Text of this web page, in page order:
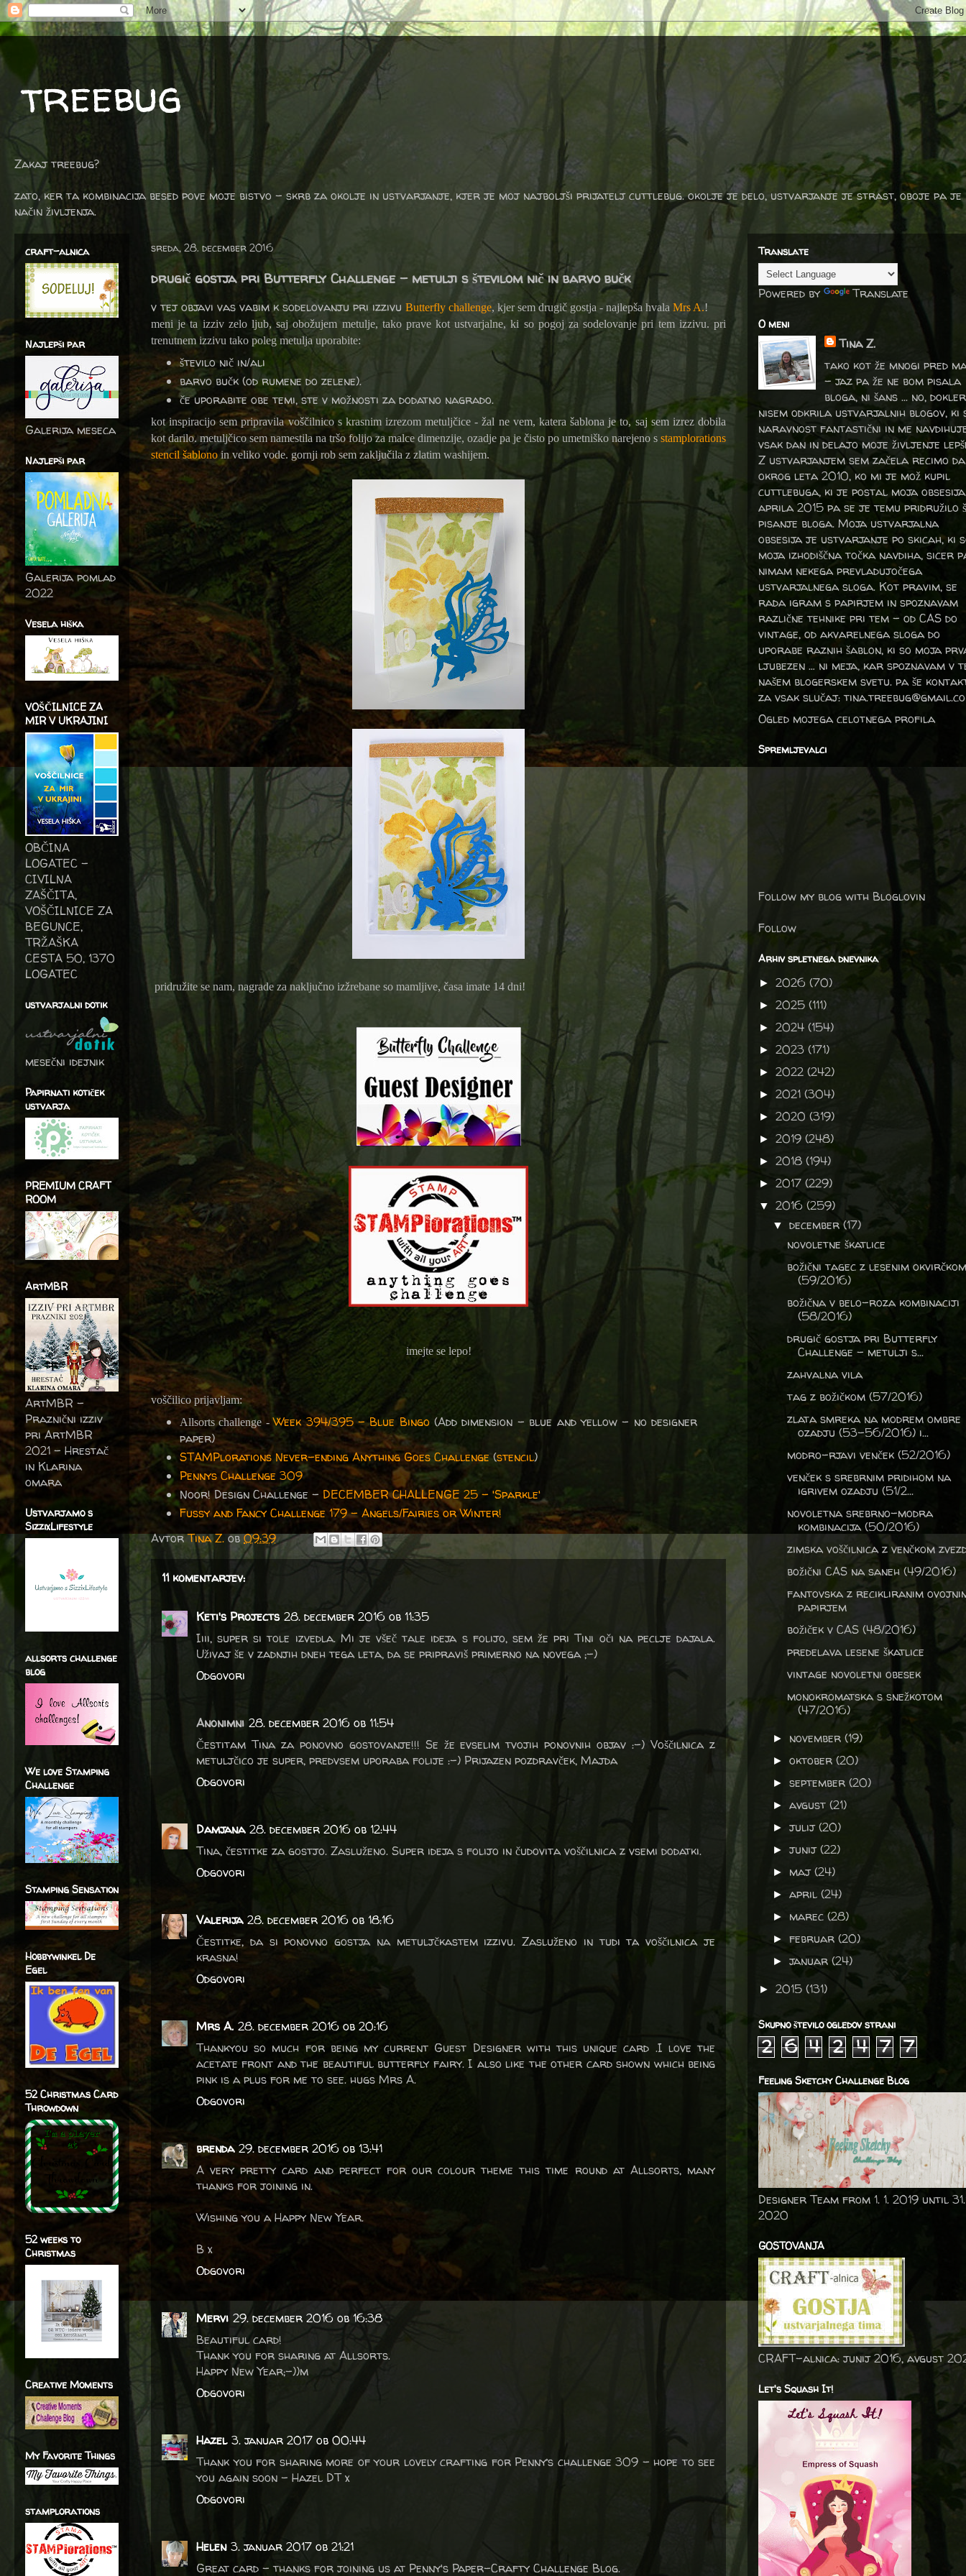
treebug
Zakaj treebug?
zato, ker ta kombinacija besed pove moje bistvo - skrb za okolje in ustvarjanje, kjer je moj najboljši prijatelj cuttlebug. okolje je delo, ustvarjanje je strast, oboje pa je
način življenja.
sreda, 28. december 2016
drugič gostja pri Butterfly Challenge - metulji s številom nič in barvo bučk
v tej objavi vas vabim k sodelovanju pri izzivu Butterfly challenge, kjer sem drugič gostja - najlepša hvala Mrs A.!
meni je ta izziv zelo ljub, saj obožujem metulje, tako prave kot ustvarjalne, ki so pogoj za sodelovanje pri tem izzivu. pri
trenutnem izzivu tako poleg metulja uporabite:
število nič in/ali
barvo bučk (od rumene do zelene).
če uporabite obe temi, ste v možnosti za dodatno nagrado.
kot inspiracijo sem pripravila voščilnico s krasnim izrezom metuljčice - žal ne vem, katera šablona je to, saj sem izrez dobila
kot darilo. metuljčico sem namestila na tršo folijo za malce dimenzije, ozadje pa je čisto po umetniško narejeno s stamplorations
stencil šablonoin veliko vode. gornji rob sem zaključila z zlatim washijem.
pridružite se nam, nagrade za naključno izžrebane so mamljive, časa imate 14 dni!
imejte se lepo!
voščilico prijavljam:
Allsorts challenge -Week 394/395 - Blue Bingo(Add dimension - blue and yellow - no designer
paper)
STAMPlorations Never-ending Anything Goes Challenge(stencil)
Pennys Challenge 309
Noor! Design Challenge - DECEMBER CHALLENGE 25 - 'Sparkle'
Fussy and Fancy Challenge 179 - Angels/Fairies or Winter!
AvtorTina Z. ob09:39
11 komentarjev:
Keti's Projects 28. december 2016 ob 11:35
Iiii, super si tole izvedla. Mi je všeč tale ideja s folijo, sem že pri Tini oči na peclje dajala.
Uživaj še v zadnjih dneh tega leta, da se pripraviš primerno na novega ;-)
Odgovori
Anonimni 28. december 2016 ob 11:54
Čestitam Tina za ponovno gostovanje!!! Se že evselim tvojih ponovnih objav :-) Voščilnica z
metuljčico je super, predvsem uporaba folije :-) Prijazen pozdravček, Majda
Odgovori
Damjana 28. december 2016 ob 12:44
Tina, čestitke za gostjo. Zasluženo. Super ideja s folijo in čudovita voščilnica z vsemi dodatki.
Odgovori
Valerija 28. december 2016 ob 18:16
Čestitke, da si ponovno gostja na metuljčkastem izzivu. Zasluženo in tudi ta voščilnica je
krasna!
Odgovori
Mrs A. 28. december 2016 ob 20:16
Thankyou so much for being my current Guest Designer with this unique card .I love the
acetate front and the beautiful butterfly fairy. I also like the other card shown which being
pink is a plus for me to see. hugs Mrs A.
Odgovori
brenda 29. december 2016 ob 13:41
A very pretty card and perfect for our colour theme this time round at Allsorts, many
thanks for joining in.
Wishing you a Happy New Year.
B x
Odgovori
Mervi 29. december 2016 ob 16:38
Beautiful card!
Thank you for sharing at Allsorts.
Happy New Year;-))m
Odgovori
Hazel 3. januar 2017 ob 00:44
Thank you for sharing more of your lovely crafting for Penny’s challenge 309 – hope to see
you again soon – Hazel DT x
Odgovori
Helen 3. januar 2017 ob 21:21
Great card - thanks for joining us at Penny's Paper-Crafty Challenge Blog.
craft-alnica
Najlepši par
Galerija meseca
Najlepši par
Galerija pomlad
2022
Vesela hiška
VOŠČILNICE ZA
MIR V UKRAJINI
OBČINA
LOGATEC -
CIVILNA
ZAŠČITA,
VOŠČILNICE ZA
BEGUNCE,
TRŽAŠKA
CESTA 50, 1370
LOGATEC
ustvarjalni dotik
mesečni idejnik
Papirnati kotiček
ustvarja
PREMIUM CRAFT
ROOM
ArtMBR
ArtMBR -
Praznični izziv
pri ArtMBR
2021 – Hrestač
in Klarina
omara
Ustvarjamo s
SizzixLifestyle
allsorts challenge
blog
We love Stamping
Challenge
Stamping Sensation
Hobbywinkel De
Egel
52 Christmas Card
Throwdown
52 weeks to
Christmas
Creative Moments
My Favorite Things
stamplorations
Translate
Powered by Translate
O meni
Tina Z.
tako kot že mnogi pred
- jaz pa že ne bom pisala
bloga, ni šans ... no, dokler
nisem odkrila ustvarjalnih blogov, ki
naravnost fantastični in me
vsak dan in delajo moje življenje
Z ustvarjanjem sem začela recimo da
okrog leta 2010, ko mi je mož kupil
cuttlebuga, ki je postal moja
aprila 2015 pa se je temu pridružilo
pisanje bloga. Moja ustvarjalna
obsesija je ustvarjanje po skicah, ki
moja izhodiščna točka navdiha, sicer
nimam nekega prevladujočega
ustvarjalnega sloga. Kot pravim, se
rada igram s papirjem in spoznavam
različne tehnike pri tem – od CAS do
vintage, od akvarelnega sloga do
uporabe raznih šablon, ki so moja
ljubezen … ni meja, kar spoznavam v
našem blogerskem svetu. pa še
za vsak slučaj:
Ogled mojega celotnega profila
Spremljevalci
Follow my blog with Bloglovin
Follow
Arhiv spletnega dnevnika
► 2026 (70)
► 2025 (111)
► 2024 (154)
► 2023 (171)
► 2022 (242)
► 2021 (304)
► 2020 (319)
► 2019 (248)
► 2018 (194)
► 2017 (229)
▼ 2016 (259)
▼december(17)
novoletne škatlice
božični tagec z lesenim okvirčkom
(59/2016)
božična v belo-roza kombinaciji
(58/2016)
drugič gostja pri Butterfly
Challenge - metulji s...
zahvalna vila
tag z božičkom (57/2016)
zlata smreka na modrem ombre
ozadju (53-56/2016) i...
modro-rjavi venček (52/2016)
venček s srebrnim pridihom na
igrivem ozadju (51/2...
novoletna srebrno-modra
kombinacija (50/2016)
zimska voščilnica z venčkom
božični CAS na saneh (49/2016)
fantovska z recikliranim
papirjem
božiček v CAS (48/2016)
predelava lesene škatlice
vintage novoletni obesek
monokromatska s snežkotom
(47/2016)
► november(19)
►oktober(20)
►september(20)
►avgust(21)
►julij(20)
►junij(22)
► maj(24)
►april(24)
► marec(28)
►februar(20)
►januar(24)
► 2015 (131)
Skupno število ogledov strani
2 6 4 2 4 7 7
Feeling Sketchy Challenge Blog
Designer Team from 1. 1. 2019 until
2020
GOSTOVANJA
CRAFT-alnica: junij 2016, avgust
Let's Squash It!